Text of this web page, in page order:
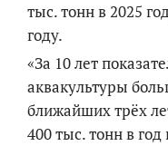
тыс. тонн в 2025
году.
«За 10 лет
аквакультуры
ближайшихтрёх
400 тыс. тонн в